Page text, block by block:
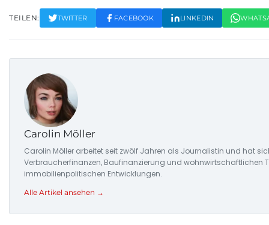
TEILEN: TWITTER FACEBOOK LINKEDIN
Carolin Möller
Carolin Möller arbeitet seit zwölf Jahren als Journalistin und hat
Verbraucherfinanzen, Baufinanzierung und wohnwirtschaftlichen
immobilienpolitischen Entwicklungen.
Alle Artikel ansehen →